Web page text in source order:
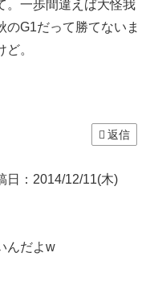
。一歩間違えば大怪我
のG1だって勝てないま
。
返信
日：2014/12/11(木)
んだよw